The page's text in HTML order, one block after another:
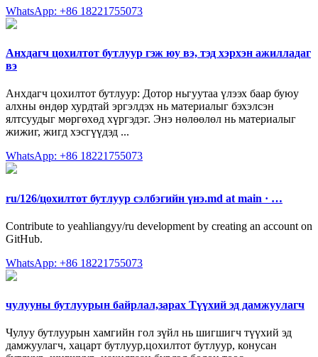
WhatsApp: +86 18221755073
Анхдагч цохилтот бутлуур гэж юу вэ, тэд хэрхэн ажилладаг
вэ
Анхдагч цохилтот бутлуур: Дотор ньгуутаа үлээх баар буюу
алхны өндөр хурдтай эргэлдэх нь материалыг бэхэлсэн
ялтсуудыг мөргөхөд хүргэдэг. Энэ нөлөөлөл нь материалыг
жижиг, жигд хэсгүүдэд ...
WhatsApp: +86 18221755073
ru/126/цохилтот бутлуур сэлбэгийн үнэ.md at main · …
Contribute to yeahliangyy/ru development by creating an account on
GitHub.
WhatsApp: +86 18221755073
чулууны бутлуурын байрлал,зарах Түүхий эд дамжуулагч
Чулуу бутлуурын хамгийн гол зүйл нь шигшигч түүхий эд
дамжуулагч, хацарт бутлуур,цохилтот бутлуур, конусан